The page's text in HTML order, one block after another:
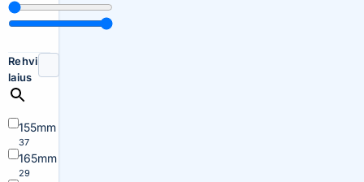
Rehvi
laius
155mm
37
165mm
29